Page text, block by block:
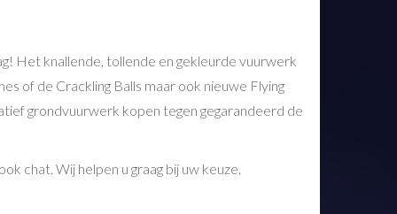
Het knallende, tollende en gekleurde vuurwerk
of de Crackling Balls maar ook nieuwe Flying
grondvuurwerk kopen tegen gegarandeerd de
chat. Wij helpen u graag bij uw keuze.